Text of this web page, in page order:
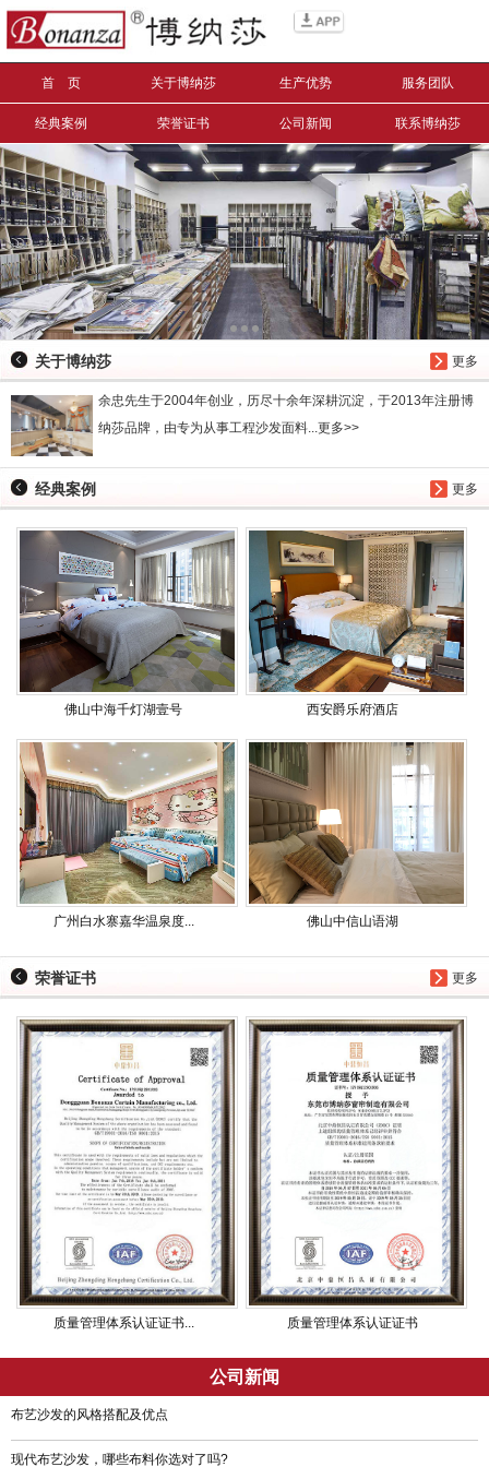
首 页 关于博纳莎 生产优势 服务团队
经典案例 荣誉证书 公司新闻 联系博纳莎
更多
关于博纳莎
余忠先生于2004年创业，历尽十余年深耕沉淀，于2013年注册博
纳莎品牌，由专为从事工程沙发面料...更多>>
更多
经典案例
佛山中海千灯湖壹号 西安爵乐府酒店
广州白水寨嘉华温泉度... 佛山中信山语湖
更多
荣誉证书
质量管理体系认证证书... 质量管理体系认证证书
公司新闻
布艺沙发的风格搭配及优点
现代布艺沙发，哪些布料你选对了吗?
搜索